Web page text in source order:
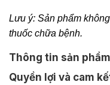
Lưu ý: Sản phẩm
thuốc chữa bệnh.
Thông tin sản phẩm
Quyền lợi và cam